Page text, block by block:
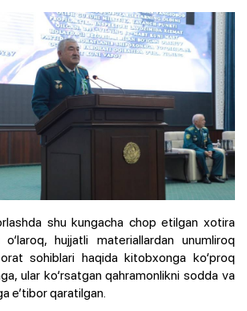
shu kungacha chop etilgan xotira
hujjatli materiallardan unumliroq
sohiblari haqida kitobxonga ko‘proq
ular ko‘rsatgan qahramonlikni sodda va
e’tibor qaratilgan.